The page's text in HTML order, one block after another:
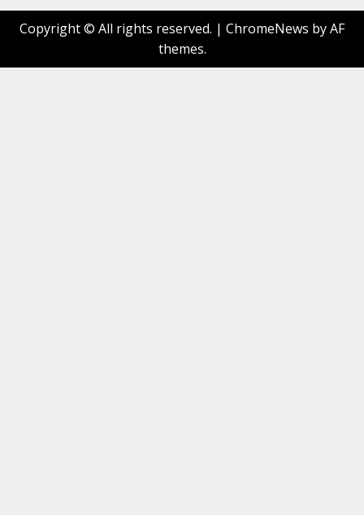
Copyright © All rights reserved. | ChromeNews by AF
themes.